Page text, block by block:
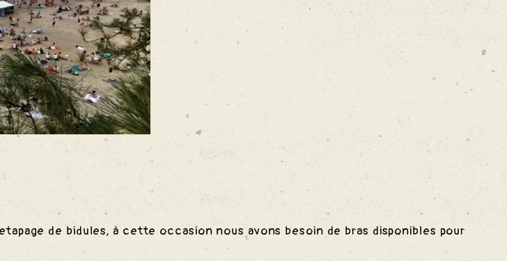
de bidules, à cette occasion nous avons besoin de bras disponibles pour